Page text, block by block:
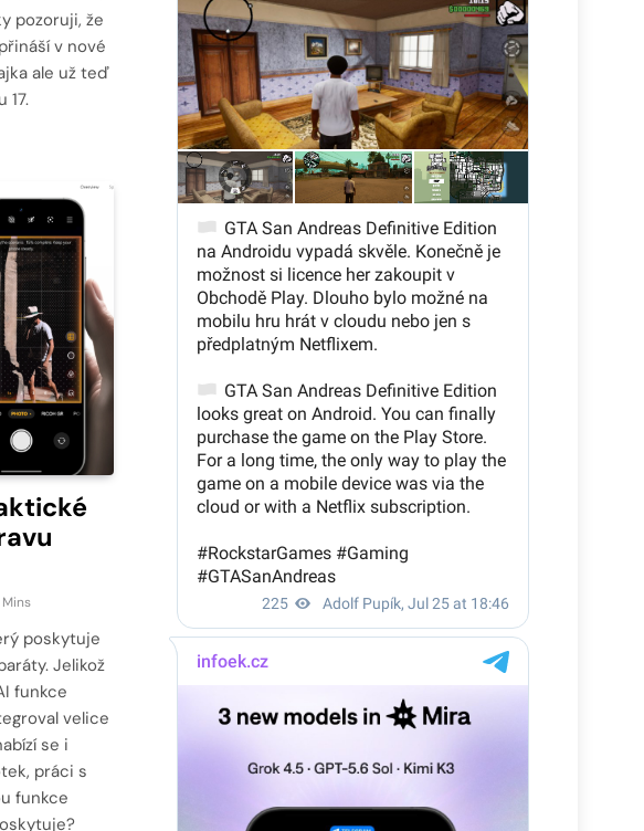
pozoruji, že
v nové
ale už teď
17.
Mins
poskytuje
Jelikož
funkce
velice
se i
práci s
funkce